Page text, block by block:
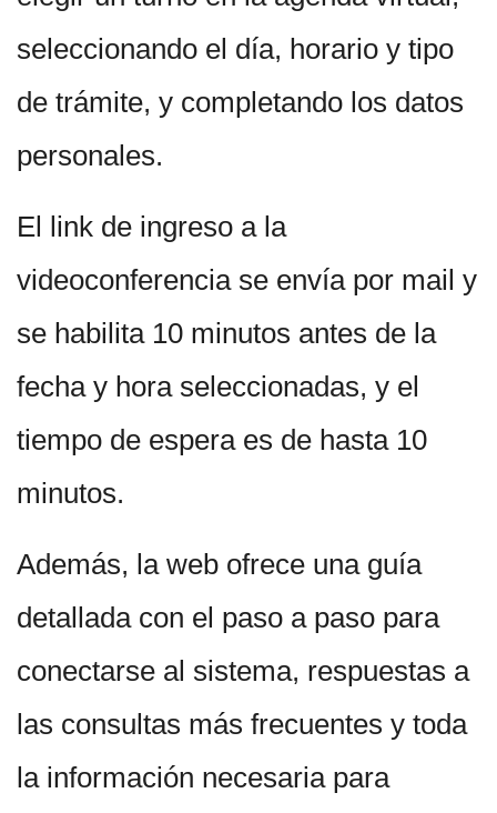
seleccionando el día, horario y tipo
de trámite, y completando los datos
personales.
El link de ingreso a la
videoconferencia se envía por mail y
se habilita 10 minutos antes de la
fecha y hora seleccionadas, y el
tiempo de espera es de hasta 10
minutos.
Además, la web ofrece una guía
detallada con el paso a paso para
conectarse al sistema, respuestas a
las consultas más frecuentes y toda
la información necesaria para